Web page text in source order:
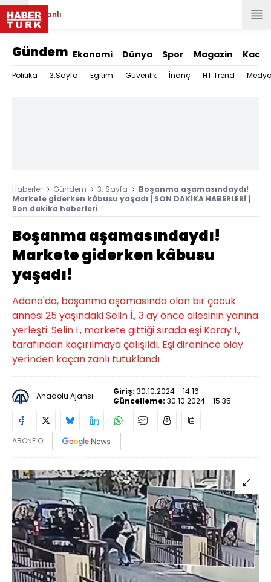
Canlı
Gündem Ekonomi Dünya Spor Magazin Kadın
Politika 3.Sayfa Eğitim Güvenlik İnanç HT Trend
Haberler Gündem 3. Sayfa
Boşanma aşamasındaydı!
Markete giderken kâbusu yaşadı | SON DAKİKA HABERLERİ |
Son dakika haberleri
Boşanma aşamasındaydı!
Markete giderken kâbusu
yaşadı!
Adana'da, boşanma aşamasında olan bir çocuk
annesi 25 yaşındaki Selin İ., 3 ay önce ailesinin yanına
yerleşti. Selin İ., markete gittiği sırada eşi Koray İ.,
tarafından kaçırılmaya çalışıldı. Eşi direnince olay
yerinden kaçan zanlı tutuklandı
Anadolu Ajansı Giriş: 30.10.2024 - 14:16
Güncelleme: 30.10.2024 - 15:35
ABONE OL